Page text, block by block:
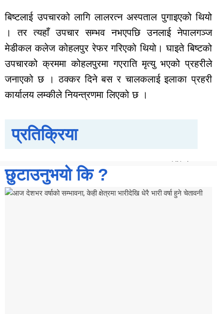
बैतडी
बाजुरा
बझाङ
दार्चुला
डोटी
डडेल्धुरा
स्वास्थ्य
बिष्टलाई उपचारको लागि लालरत्न अस्पताल पुगाइएको थियो
। तर त्यहाँ उपचार सम्भव नभएपछि उनलाई नेपालगञ्ज
मेडीकल कलेज कोहलपुर रेफर गरिएको थियो। घाइते बिष्टको
उपचारको क्रममा कोहलपुरमा गएराति मृत्यु भएको प्रहरीले
जनाएको छ । ठक्कर दिने बस र चालकलाई इलाका प्रहरी
कार्यालय लम्कीले नियन्त्रणमा लिएको छ ।
प्रतिक्रिया
छुटाउनुभयो कि ?